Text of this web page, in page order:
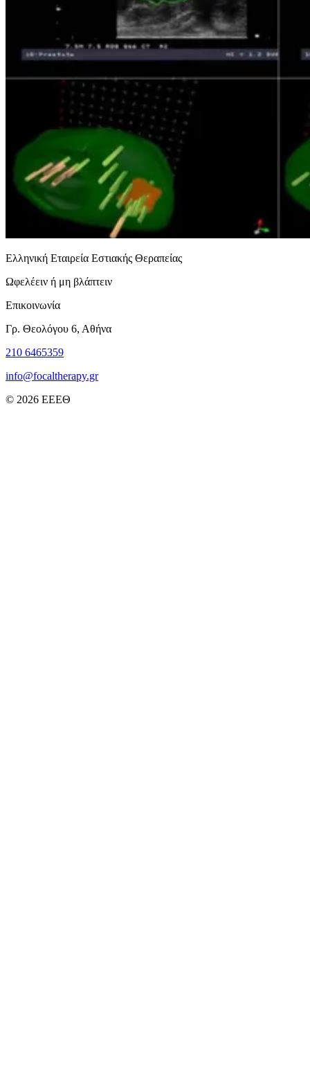
Ελληνική Εταιρεία Εστιακής Θεραπείας
Ωφελέειν ή μη βλάπτειν
Επικοινωνία
Γρ. Θεολόγου 6, Αθήνα
210 6465359
info@focaltherapy.gr
© 2026 ΕΕΕΘ